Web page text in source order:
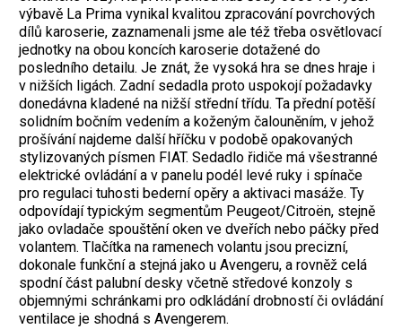
výbavě La Prima vynikal kvalitou zpracování povrchových
dílů karoserie, zaznamenali jsme ale též třeba osvětlovací
jednotky na obou koncích karoserie dotažené do
posledního detailu. Je znát, že vysoká hra se dnes hraje i
v nižších ligách. Zadní sedadla proto uspokojí požadavky
donedávna kladené na nižší střední třídu. Ta přední potěší
solidním bočním vedením a koženým čalouněním, v jehož
prošívání najdeme další hříčku v podobě opakovaných
stylizovaných písmen FIAT. Sedadlo řidiče má všestranné
elektrické ovládání a v panelu podél levé ruky i spínače
pro regulaci tuhosti bederní opěry a aktivaci masáže. Ty
odpovídají typickým segmentům Peugeot/Citroën, stejně
jako ovladače spouštění oken ve dveřích nebo páčky před
volantem. Tlačítka na ramenech volantu jsou precizní,
dokonale funkční a stejná jako u Avengeru, a rovněž celá
spodní část palubní desky včetně středové konzoly s
objemnými schránkami pro odkládání drobností či ovládání
ventilace je shodná s Avengerem.